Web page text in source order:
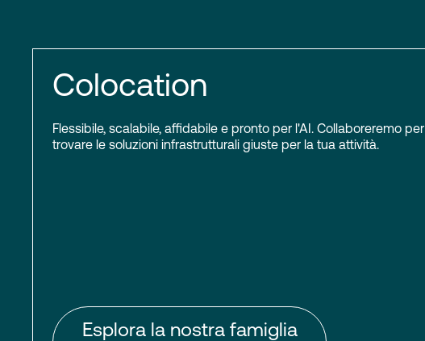
Colocation
Flessibile, scalabile, affidabile e pronto per l'AI. Collaboreremo per
trovare le soluzioni infrastrutturali giuste per la tua attività.
Esplora la nostra famiglia